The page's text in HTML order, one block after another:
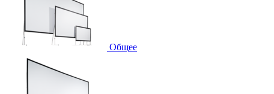
Общее